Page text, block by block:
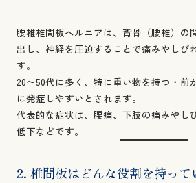
腰椎椎間板ヘルニアは、背骨（腰椎）の
出し、神経を圧迫することで痛みやしび
す。
20〜50代に多く、特に重い物を持つ・前
に発症しやすいとされます。
代表的な症状は、腰痛、下肢の痛みやし
低下などです。
2. 椎間板はどんな役割を持って